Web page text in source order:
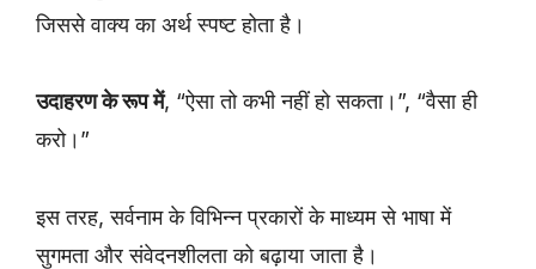
जिससे वाक्य का अर्थ स्पष्ट होता है।
उदाहरण के रूप में, “ऐसा तो कभी नहीं हो सकता।”, “वैसा ही
करो।”
इस तरह, सर्वनाम के विभिन्न प्रकारों के माध्यम से भाषा में
सुगमता और संवेदनशीलता को बढ़ाया जाता है।